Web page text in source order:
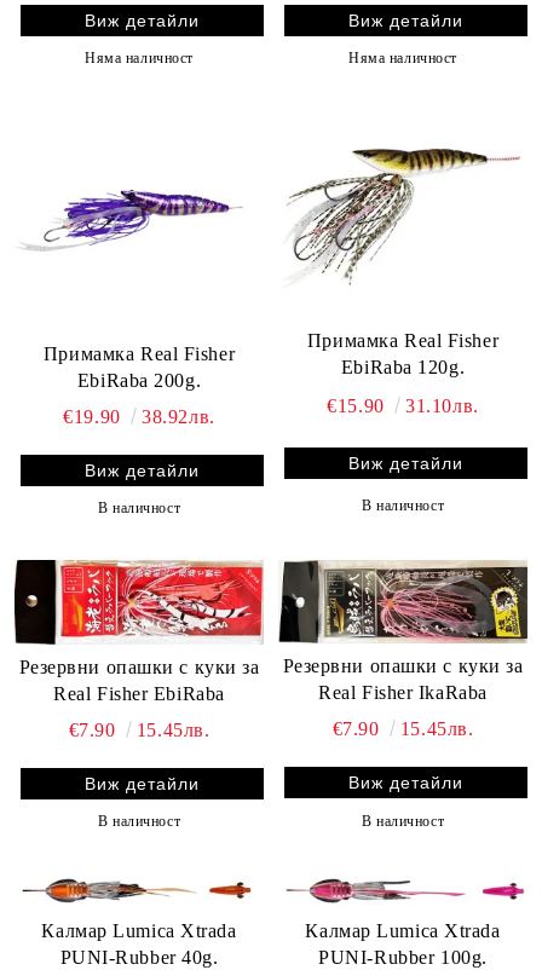
Виж детайли
Няма наличност
Виж детайли
Няма наличност
Примамка Real Fisher
EbiRaba 200g.
€19.90
38.92лв.
Виж детайли
В наличност
Примамка Real Fisher
EbiRaba 120g.
€15.90
31.10лв.
Виж детайли
В наличност
Резервни опашки с куки за
Real Fisher EbiRaba
€7.90
15.45лв.
Виж детайли
В наличност
Резервни опашки с куки за
Real Fisher IkaRaba
€7.90
15.45лв.
Виж детайли
В наличност
Калмар Lumica Xtrada
PUNI-Rubber 40g.
Калмар Lumica Xtrada
PUNI-Rubber 100g.